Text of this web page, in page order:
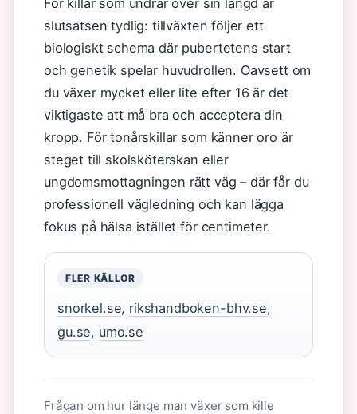
För killar som undrar över sin längd är
slutsatsen tydlig: tillväxten följer ett
biologiskt schema där pubertetens start
och genetik spelar huvudrollen. Oavsett om
du växer mycket eller lite efter 16 är det
viktigaste att må bra och acceptera din
kropp. För tonårskillar som känner oro är
steget till skolsköterskan eller
ungdomsmottagningen rätt väg – där får du
professionell vägledning och kan lägga
fokus på hälsa istället för centimeter.
FLER KÄLLOR
snorkel.se, rikshandboken-bhv.se,
gu.se, umo.se
Frågan om hur länge man växer som kille